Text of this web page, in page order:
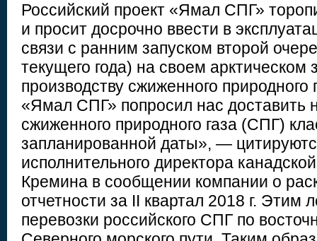
Российский проект «Ямал СПГ»
и просит досрочно ввести в
связи с ранним запуском второй
текущего года) на своем арктическом
производству сжиженного природного
«Ямал СПГ» попросил нас доставить
сжиженного природного газа (СПГ)
запланированной даты», —
исполнительного директора
Кремина в сообщении компании о
отчетности за II квартал 2018 г. Этим
перевозки российского СПГ по